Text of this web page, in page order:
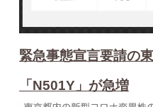
緊急事態宣言要請の
「N501Y」が急増